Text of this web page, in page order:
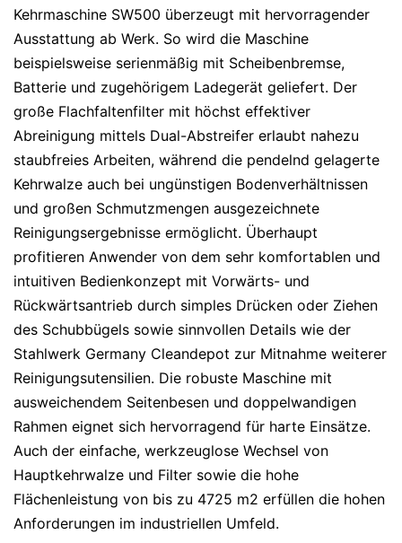
Kehrmaschine SW500 überzeugt mit hervorragender
Ausstattung ab Werk. So wird die Maschine
beispielsweise serienmäßig mit Scheibenbremse,
Batterie und zugehörigem Ladegerät geliefert. Der
große Flachfaltenfilter mit höchst effektiver
Abreinigung mittels Dual-Abstreifer erlaubt nahezu
staubfreies Arbeiten, während die pendelnd gelagerte
Kehrwalze auch bei ungünstigen Bodenverhältnissen
und großen Schmutzmengen ausgezeichnete
Reinigungsergebnisse ermöglicht. Überhaupt
profitieren Anwender von dem sehr komfortablen und
intuitiven Bedienkonzept mit Vorwärts- und
Rückwärtsantrieb durch simples Drücken oder Ziehen
des Schubbügels sowie sinnvollen Details wie der
Stahlwerk Germany Cleandepot zur Mitnahme weiterer
Reinigungsutensilien. Die robuste Maschine mit
ausweichendem Seitenbesen und doppelwandigen
Rahmen eignet sich hervorragend für harte Einsätze.
Auch der einfache, werkzeuglose Wechsel von
Hauptkehrwalze und Filter sowie die hohe
Flächenleistung von bis zu 4725 m2 erfüllen die hohen
Anforderungen im industriellen Umfeld.